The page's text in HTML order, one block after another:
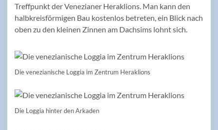
Treffpunkt der Venezianer Heraklions. Man kann den
halbkreisförmigen Bau kostenlos betreten, ein Blick nach
oben zu den kleinen Zinnen am Dachsims lohnt sich.
Die venezianische Loggia im Zentrum Heraklions
Die Loggia hinter den Arkaden